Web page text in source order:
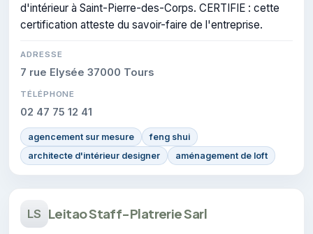
d'intérieur à Saint-Pierre-des-Corps. CERTIFIE : cette
certification atteste du savoir-faire de l'entreprise.
ADRESSE
7 rue Elysée 37000 Tours
TÉLÉPHONE
02 47 75 12 41
agencement sur mesure
feng shui
architecte d'intérieur designer
aménagement de loft
LS Leitao Staff-Platrerie Sarl